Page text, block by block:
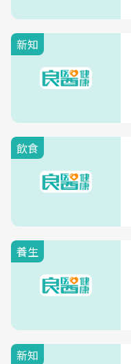
新知
飲食
養生
新知